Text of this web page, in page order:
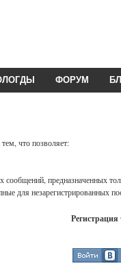
ФОРУМ
что позволяет:
сообщений, предназначенных
для незарегистрированных